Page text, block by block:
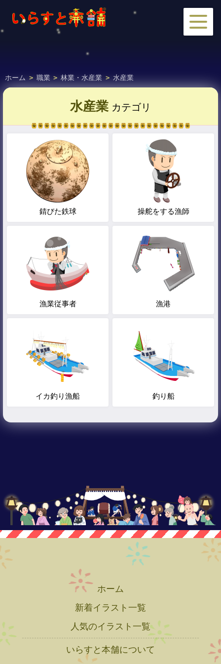
ホーム > 職業 > 林業・水産業 > 水産業
水産業 カテゴリ
錆びた鉄球 操舵をする漁師
漁業従事者 漁港
イカ釣り漁船 釣り船
ホーム
新着イラスト一覧
人気のイラスト一覧
いらすと本舗について